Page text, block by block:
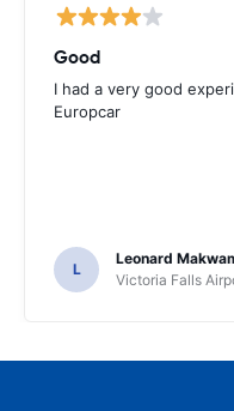
Good
I had a very good
Europcar
L
Leonard
Victoria Falls